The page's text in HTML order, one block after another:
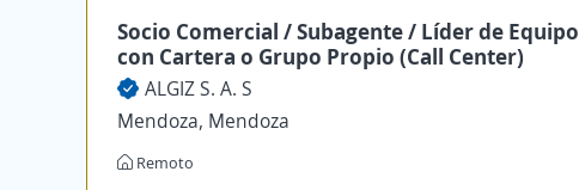
Socio Comercial / Subagente / Líder de Equipo
con Cartera o Grupo Propio (Call Center)
ALGIZ S. A. S
Mendoza, Mendoza
Remoto